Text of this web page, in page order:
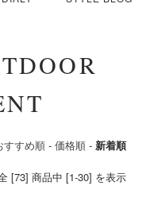
すすめ順 -価格順 -新着順
[73] 商品中 [1-30] を表示